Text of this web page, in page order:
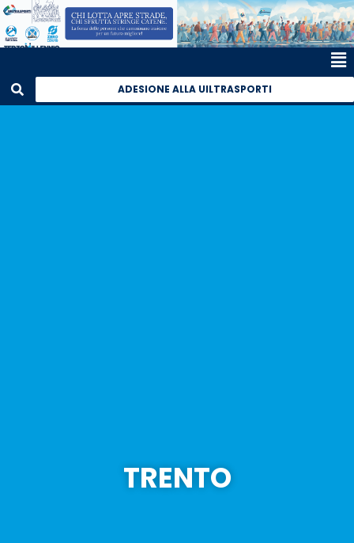
ADESIONE ALLA UILTRASPORTI
TRENTO